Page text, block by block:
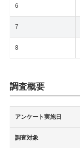
6
7
8
調査概要
アンケート実施日
調査対象